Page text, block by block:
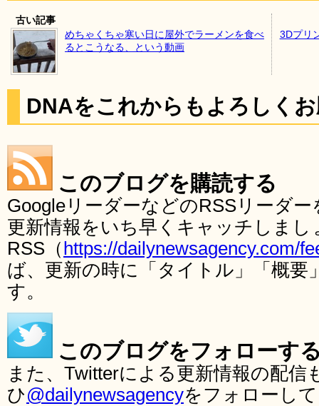
古い記事
めちゃくちゃ寒い日に屋外でラーメンを食べ
るとこうなる、という動画
3Dプリ
DNAをこれからもよろしく
このブログを購読する
GoogleリーダーなどのRSSリーダ
更新情報をいち早くキャッチしま
RSS（ https://dailynewsagency.com/
ば、更新の時に「タイトル」「概要
す。
このブログをフォローす
また、Twitterによる更新情報の配
ひ@dailynewsagencyをフォローし